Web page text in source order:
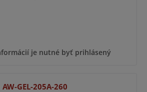
je nutné byť prihlásený
AW-GEL-205A-260